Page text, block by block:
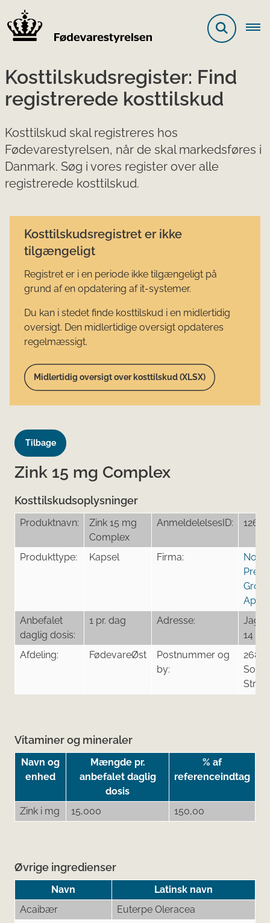
Kosttilskudsregister: Find
registrerede kosttilskud
Kosttilskud skal registreres hos
Fødevarestyrelsen, når de skal markedsføres i
Danmark. Søg i vores register over alle
registrerede kosttilskud.
Kosttilskudsregistret er ikke
tilgængeligt
Registret er i en periode ikke tilgængeligt på
grund af en opdatering af it-systemer.
Du kan i stedet finde kosttilskud i en midlertidig
oversigt. Den midlertidige oversigt opdateres
regelmæssigt.
Midlertidig oversigt over kosttilskud (XLSX)
Tilbage
Zink 15 mg Complex
Kosttilskudsoplysninger
Produktnavn:
Zink 15 mg
Complex
AnmeldelelsesID: 12606
Produkttype: Kapsel Firma:
ApS
Anbefalet
daglig dosis:
1 pr. dag Adresse:
14
Afdeling:
FødevareØst
Postnummer og
by:
2680
Vitaminer og mineraler
Navn og
enhed
Mængde pr.
anbefalet daglig
dosis
% af
referenceindtag
Zink i mg 15,000 150,00
Øvrige ingredienser
Navn
Latinsk navn
Acaibær
Euterpe Oleracea